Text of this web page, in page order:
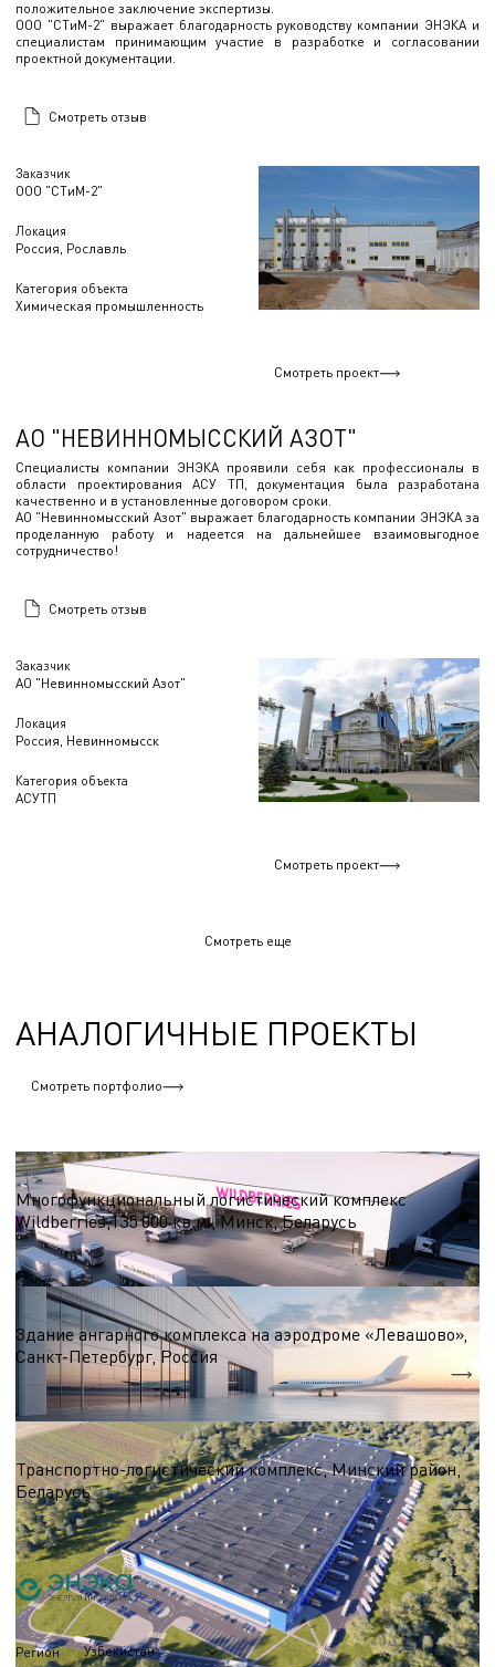
Заказчик
ООО "СТиМ-2"
Локация
Россия, Рославль
Категория объекта
Химическая промышленность
положительное заключение экспертизы.
ООО "СТиМ-2" выражает благодарность руководству компании ЭНЭКА и
специалистам принимающим участие в разработке и согласовании
проектной документации.
Смотреть отзыв
Смотреть проект
Заказчик
АО "Невинномысский Азот"
Локация
Россия, Невинномысск
Категория объекта
АСУТП
АО "НЕВИННОМЫССКИЙ АЗОТ"
Специалисты компании ЭНЭКА проявили себя как профессионалы в
области проектирования АСУ ТП, документация была разработана
качественно и в установленные договором сроки.
АО "Невинномысский Азот" выражает благодарность компании ЭНЭКА за
проделанную работу и надеется на дальнейшее взаимовыгодное
сотрудничество!
Смотреть отзыв
Смотреть проект
Смотреть еще
АНАЛОГИЧНЫЕ ПРОЕКТЫ
Смотреть портфолио
Логистические центры и склады
Многофункциональный логистический комплекс
Wildberries,135 000 кв.м., Минск, Беларусь
S = 135 000 кв.м.
Логистические центры и склады
Здание ангарного комплекса на аэродроме «Левашово»,
Санкт-Петербург, Россия
S = 21 252 м.кв.
Логистические центры и склады
Транспортно-логистический комплекс, Минский район,
Беларусь
S = 60 000 м.кв.
Регион Узбекистан